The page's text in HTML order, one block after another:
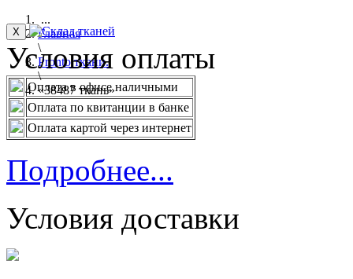
...
Главная
\
Pronto ткани.
\
«38487 ткань»
X
Условия оплаты
Оплата в офисе наличными
Оплата по квитанции в банке
Оплата картой через интернет
Подробнее...
Условия доставки